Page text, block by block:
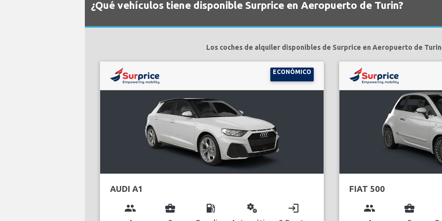
¿Qué vehículos tiene disponible Surprice en Aeropuerto de Turin?
Los coches de alquiler disponibles de Surprice en Aeropuerto de Turin
ECONÓMICO
AUDI A1
group business_center local_gas_station miscellaneous_services login
FIAT 500
group business_center